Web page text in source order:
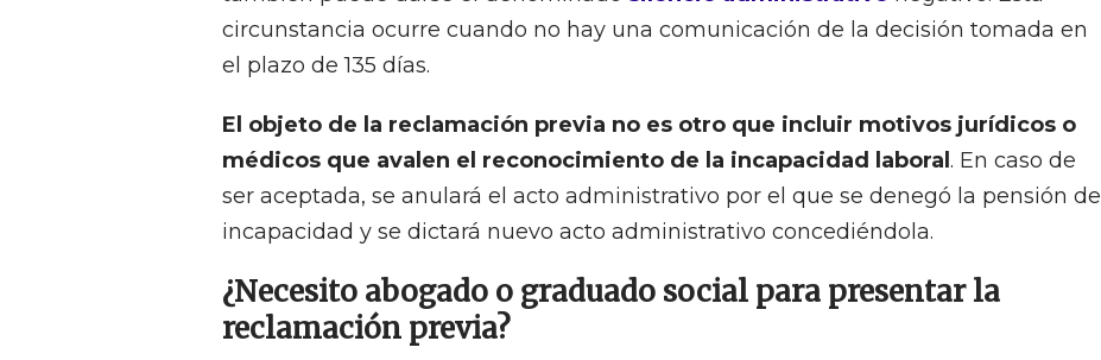
circunstancia ocurre cuando no hay una comunicación de la decisión tomada en
el plazo de 135 días.
El objeto de la reclamación previa no es otro que incluir motivos jurídicos o
médicos que avalen el reconocimiento de la incapacidad laboral . En caso de
ser aceptada, se anulará el acto administrativo por el que se denegó la pensión de
incapacidad y se dictará nuevo acto administrativo concediéndola.
¿Necesito abogado o graduado social para presentar la
reclamación previa?